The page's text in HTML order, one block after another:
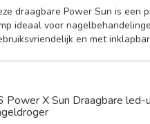
draagbare Power Sun is een
ideaal voor
en met
Power X Sun Draagbare led-